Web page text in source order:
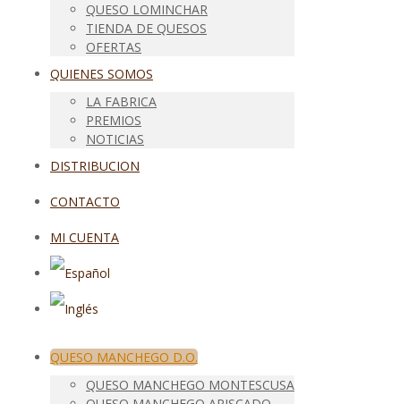
QUESO LOMINCHAR
TIENDA DE QUESOS
OFERTAS
QUIENES SOMOS
LA FABRICA
PREMIOS
NOTICIAS
DISTRIBUCION
CONTACTO
MI CUENTA
QUESO MANCHEGO D.O.
QUESO MANCHEGO MONTESCUSA